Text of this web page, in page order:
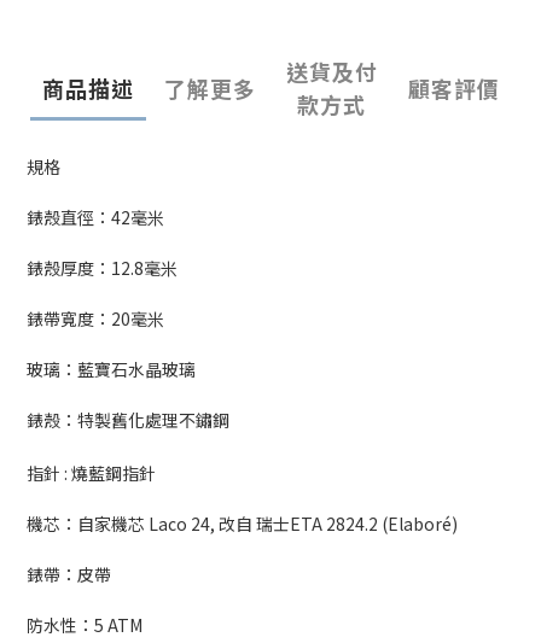
商品描述 了解更多
送貨及付
款方式
顧客評價
規格
錶殼直徑：42毫米
錶殼厚度：12.8毫米
錶帶寬度： 20毫米
玻璃：藍寶石水晶玻璃
錶殼：特製舊化處理不鏽鋼
指針 : 燒藍鋼指針
機芯： 自家機芯 Laco 24, 改自 瑞士ETA 2824.2 (Elaboré)
錶帶：皮帶
防水性： 5 ATM